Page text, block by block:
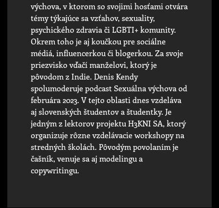
výchova, v ktorom so svojimi hosťami otvára
témy týkajúce sa vzťahov, sexuality,
psychického zdravia či LGBTI+ komunity.
Okrem toho je aj koučkou pre sociálne
médiá, influencerkou či blogerkou. Za svoje
priezvisko vďačí manželovi, ktorý je
pôvodom z Indie. Denis Kendy
spolumoderuje podcast Sexuálna výchova od
februára 2023. V tejto oblasti dnes vzdeláva
aj slovenských študentov a študentky. Je
jedným z lektorov projektu H3KNI SA, ktorý
organizuje rôzne vzdelávacie workshopy na
stredných školách. Pôvodým povolaním je
čašník, venuje sa aj modelingu a
copywritingu.